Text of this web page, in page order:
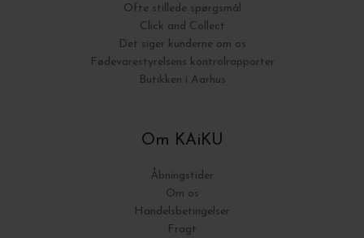
Ofte stillede spørgsmål
Click and Collect
Det siger kunderne om os
Fødevarestyrelsens kontrolrapporter
Butikken i Aarhus
Om KAiKU
Åbningstider
Om os
Handelsbetingelser
Fragt